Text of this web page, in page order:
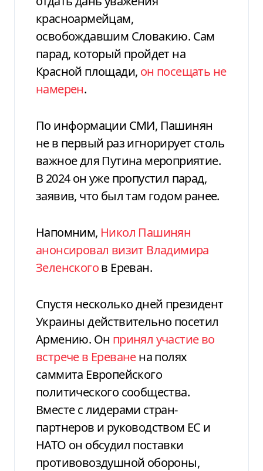
красноармейцам,
освобождавшим Словакию. Сам
парад, который пройдет на
Красной площади, он посещать не
намерен.
По информации СМИ, Пашинян
не в первый раз игнорирует столь
важное для Путина мероприятие.
В 2024 он уже пропустил парад,
заявив, что был там годом ранее.
Напомним, Никол Пашинян
анонсировал визит Владимира
Зеленскогов Ереван.
Спустя несколько дней президент
Украины действительно посетил
Армению. Он принял участие во
встрече в Ереванена полях
саммита Европейского
политического сообщества.
Вместе с лидерами стран-
партнеров и руководством ЕС и
НАТО он обсудил поставки
противовоздушной обороны,